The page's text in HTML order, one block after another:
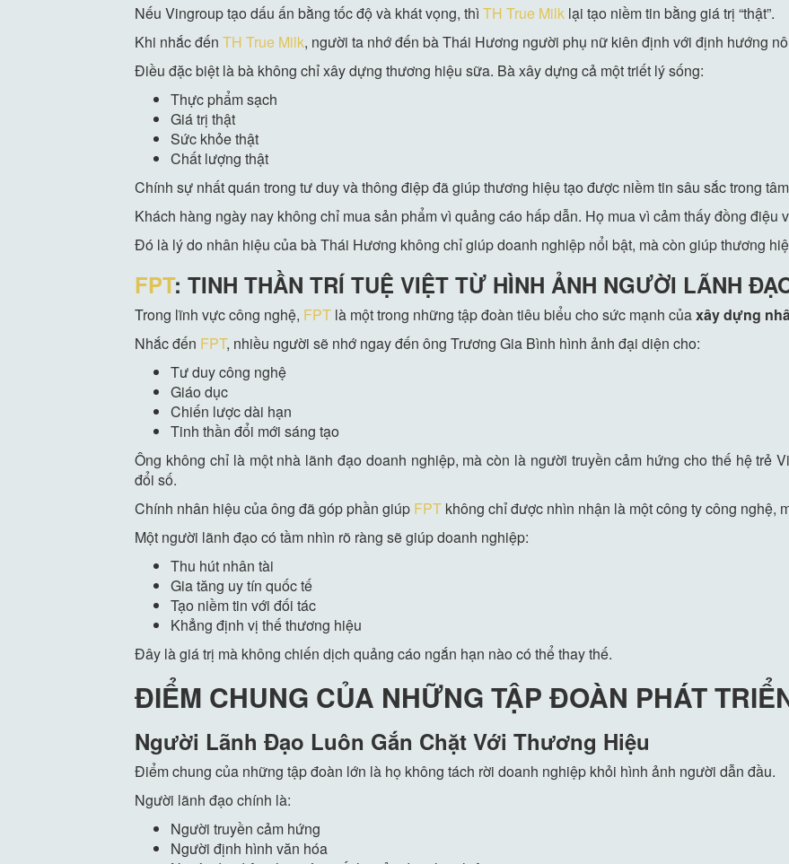
Nếu Vingroup tạo dấu ấn bằng tốc độ và khát vọng, thìTH True Milk lại tạo niềm tin bằng giá trị “thật”.
Khi nhắc đếnTH True Milk, người ta nhớ đến bà Thái Hương người phụ nữ kiên định với định hướng
Điều đặc biệt là bà không chỉ xây dựng thương hiệu sữa. Bà xây dựng cả một triết lý sống:
Thực phẩm sạch
Giá trị thật
Sức khỏe thật
Chất lượng thật
Chính sự nhất quán trong tư duy và thông điệp đã giúp thương hiệu tạo được niềm tin sâu sắc trong
Khách hàng ngày nay không chỉ mua sản phẩm vì quảng cáo hấp dẫn. Họ mua vì cảm thấy đồng điệu
Đó là lý do nhân hiệu của bà Thái Hương không chỉ giúp doanh nghiệp nổi bật, mà còn giúp thương
FPT: TINH THẦN TRÍ TUỆ VIỆT TỪ HÌNH ẢNH NGƯỜI LÃNH
Trong lĩnh vực công nghệ, FPT là một trong những tập đoàn tiêu biểu cho sức mạnh củaxây dựng
Nhắc đến FPT, nhiều người sẽ nhớ ngay đến ông Trương Gia Bình hình ảnh đại diện cho:
Tư duy công nghệ
Giáo dục
Chiến lược dài hạn
Tinh thần đổi mới sáng tạo
Ông không chỉ là một nhà lãnh đạo doanh nghiệp, mà còn là người truyền cảm hứng cho thế hệ trẻ
đổi số.
Chính nhân hiệu của ông đã góp phần giúp FPT không chỉ được nhìn nhận là một công ty công nghệ,
Một người lãnh đạo có tầm nhìn rõ ràng sẽ giúp doanh nghiệp:
Thu hút nhân tài
Gia tăng uy tín quốc tế
Tạo niềm tin với đối tác
Khẳng định vị thế thương hiệu
Đây là giá trị mà không chiến dịch quảng cáo ngắn hạn nào có thể thay thế.
ĐIỂM CHUNG CỦA NHỮNG TẬP ĐOÀN PHÁT
Người Lãnh Đạo Luôn Gắn Chặt Với Thương Hiệu
Điểm chung của những tập đoàn lớn là họ không tách rời doanh nghiệp khỏi hình ảnh người dẫn đầu.
Người lãnh đạo chính là:
Người truyền cảm hứng
Người định hình văn hóa